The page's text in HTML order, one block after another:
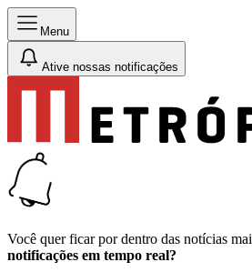
Menu
Ative nossas notificações
Você quer ficar por dentro das notícias
notificações em tempo real?